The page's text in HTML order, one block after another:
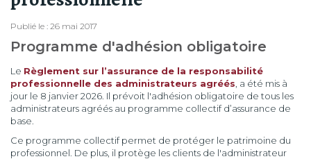
Publié le : 26 mai 2017
Programme d'adhésion obligatoire
Le Règlement sur l’assurance de la responsabilité
professionnelle des administrateurs agréés , a été mis à
jour le 8 janvier 2026. Il prévoit l'adhésion obligatoire de tous les
administrateurs agréés au programme collectif d’assurance de
base.
Ce programme collectif permet de protéger le patrimoine du
professionnel. De plus, il protège les clients de l'administrateur